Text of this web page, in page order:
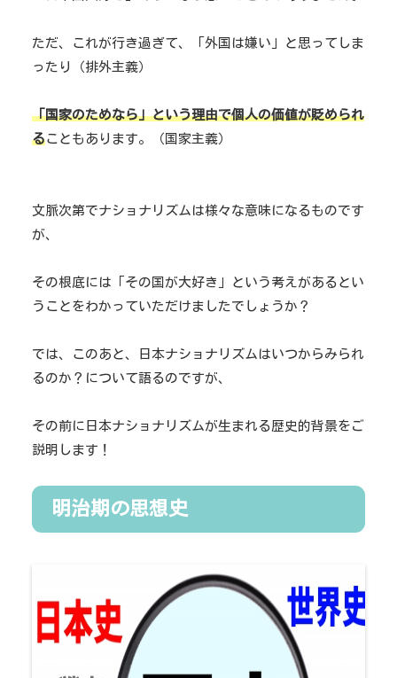
ただ、これが行き過ぎて、「外国は嫌い」と思ってしま
ったり（排外主義）
「国家のためなら」という理由で個人の価値が貶められ
ることもあります。（国家主義）
文脈次第でナショナリズムは様々な意味になるものです
が、
その根底には「その国が大好き」という考えがあるとい
うことをわかっていただけましたでしょうか？
では、このあと、日本ナショナリズムはいつからみられ
るのか？について語るのですが、
その前に日本ナショナリズムが生まれる歴史的背景をご
説明します！
明治期の思想史